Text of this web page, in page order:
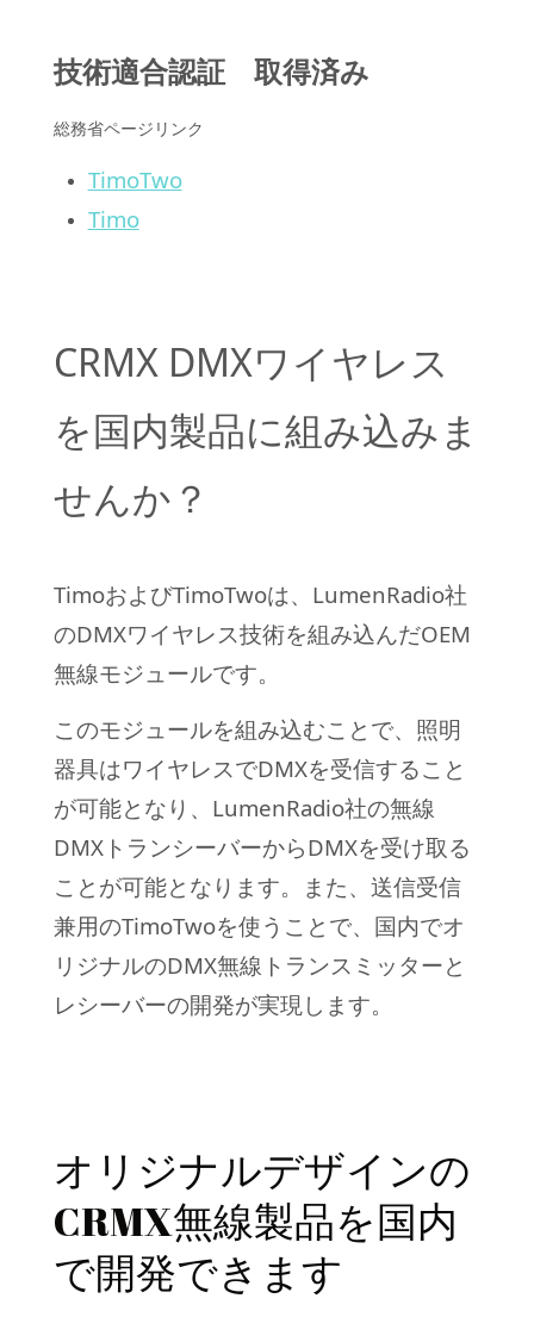
技術適合認証 取得済み
総務省ページリンク
TimoTwo
Timo
CRMX DMXワイヤレス
を国内製品に組み込みま
せんか？
TimoおよびTimoTwoは、LumenRadio社
のDMXワイヤレス技術を組み込んだOEM
無線モジュールです。
このモジュールを組み込むことで、照明
器具はワイヤレスでDMXを受信すること
が可能となり、LumenRadio社の無線
DMXトランシーバーからDMXを受け取る
ことが可能となります。また、送信受信
兼用のTimoTwoを使うことで、国内でオ
リジナルのDMX無線トランスミッターと
レシーバーの開発が実現します。
オリジナルデザインの
CRMX無線製品を国内
で開発できます